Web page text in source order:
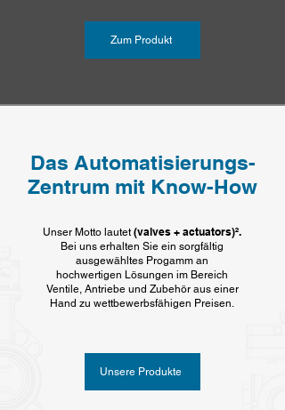
Zum Produkt
Das Automatisierungs-
Zentrum mit Know-How
Unser Motto lautet (valves + actuators)².
Bei uns erhalten Sie ein sorgfältig
ausgewähltes Progamm an
hochwertigen Lösungen im Bereich
Ventile, Antriebe und Zubehör aus einer
Hand zu wettbewerbsfähigen Preisen.
Unsere Produkte